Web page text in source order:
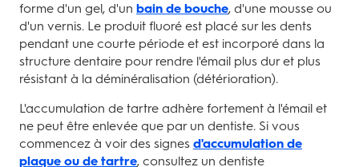
forme d'un gel, d'un bain de bouche, d'une mousse ou
d'un vernis. Le produit fluoré est placé sur les dents
pendant une courte période et est incorporé dans la
structure dentaire pour rendre l'émail plus dur et plus
résistant à la déminéralisation (détérioration).
L'accumulation de tartre adhère fortement à l'émail et
ne peut être enlevée que par un dentiste. Si vous
commencez à voir des signes d'accumulation de
plaque ou de tartre, consultez un dentiste